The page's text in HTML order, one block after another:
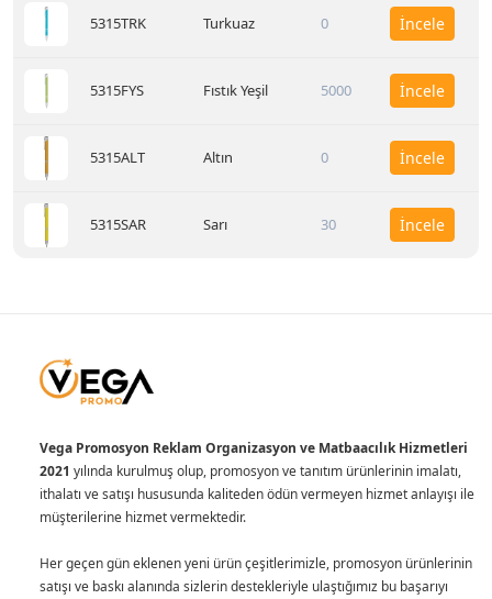
5315TRK Turkuaz 0 İncele
5315FYS Fıstık Yeşil 5000 İncele
5315ALT Altın 0 İncele
5315SAR Sarı 30 İncele
Vega Promosyon Reklam Organizasyon ve Matbaacılık Hizmetleri
2021 yılında kurulmuş olup, promosyon ve tanıtım ürünlerinin imalatı,
ithalatı ve satışı hususunda kaliteden ödün vermeyen hizmet anlayışı ile
müşterilerine hizmet vermektedir.
Her geçen gün eklenen yeni ürün çeşitlerimizle, promosyon ürünlerinin
satışı ve baskı alanında sizlerin destekleriyle ulaştığımız bu başarıyı